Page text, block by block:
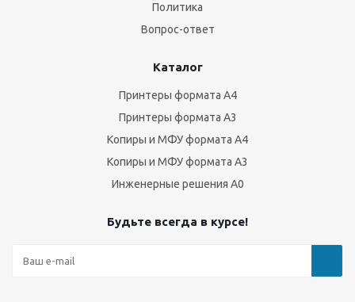
Политика
Вопрос-ответ
Каталог
Принтеры формата А4
Принтеры формата А3
Копиры и МФУ формата А4
Копиры и МФУ формата А3
Инженерные решения А0
Будьте всегда в курсе!